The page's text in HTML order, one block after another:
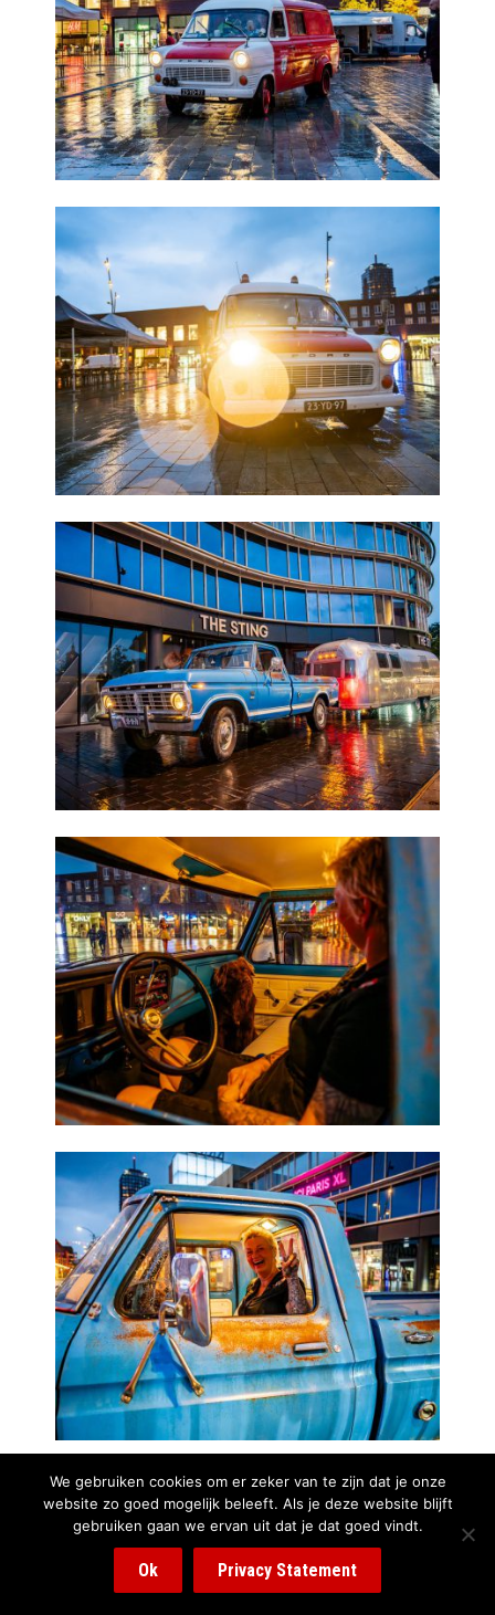
We gebruiken cookies om er zeker van te zijn dat je onze
website zo goed mogelijk beleeft. Als je deze website blijft
gebruiken gaan we ervan uit dat je dat goed vindt.
Ok Privacy Statement